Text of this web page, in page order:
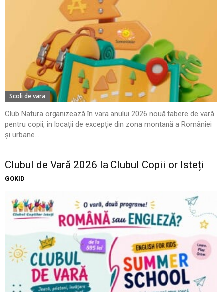
Scoli de vara
Club Natura organizează în vara anului 2026 nouă tabere de vară
pentru copii, în locații de excepție din zona montană a României
și urbane...
Clubul de Vară 2026 la Clubul Copiilor Isteți
GOKID